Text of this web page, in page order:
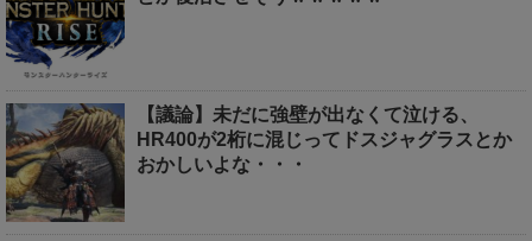
【議論】未だに強壁が出なくて泣ける、
HR400が2桁に混じってドスジャグラスとか
おかしいよな・・・